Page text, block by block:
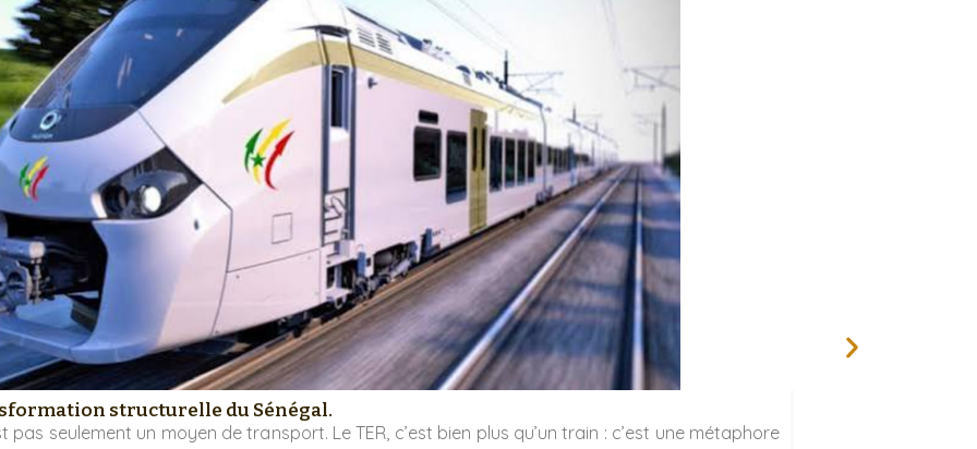
structurelle du Sénégal.
pas seulement un moyen de transport. Le TER, c’est bien plus qu’un train : c’est une métaphore